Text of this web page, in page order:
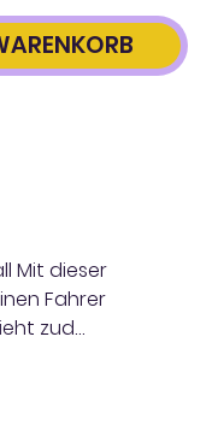
Mit dieser
Fahrer
zud…